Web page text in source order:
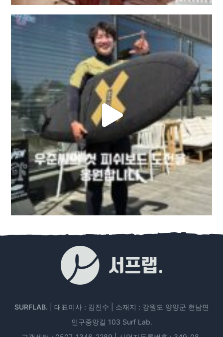
SURFLAB. | 대표이사 : 김진수 | 소재지 : 강원도 양양군 현남면
인구중앙길 103 Surf Lab.